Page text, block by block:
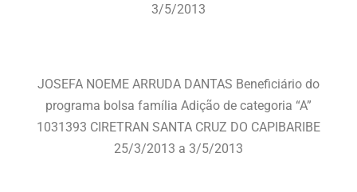
3/5/2013
JOSEFA NOEME ARRUDA DANTAS Beneficiário do
programa bolsa família Adição de categoria “A”
1031393 CIRETRAN SANTA CRUZ DO CAPIBARIBE
25/3/2013 a 3/5/2013